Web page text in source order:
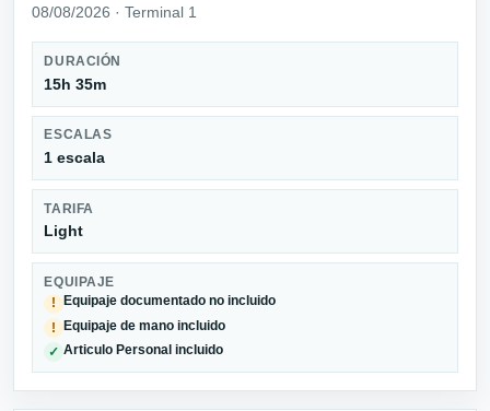
08/08/2026 · Terminal 1
DURACIÓN
15h 35m
ESCALAS
1 escala
TARIFA
Light
EQUIPAJE
!
Equipaje documentado no incluido
! Equipaje de mano incluido
✓ Articulo Personal incluido